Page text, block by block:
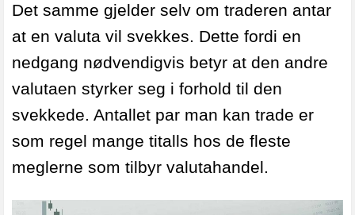
Det samme gjelder selv om traderen antar
at en valuta vil svekkes. Dette fordi en
nedgang nødvendigvis betyr at den andre
valutaen styrker seg i forhold til den
svekkede.Antallet par man kan trade er
som regel mange titalls hos de fleste
meglerne som tilbyr valutahandel.